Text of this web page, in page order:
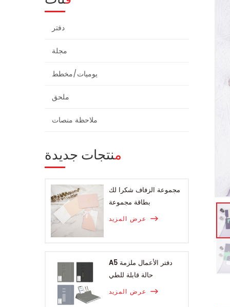
دفتر
مجلة
يوميات/مخطط
ملحق
ملاحظة منصات
منتجات جديدة
مجموعة الزفاف شكرا لك
بطاقة مجموعة
عرض المزيد
A5 دفتر الأعمال ملزمة
حالة قابلة للطي
عرض المزيد